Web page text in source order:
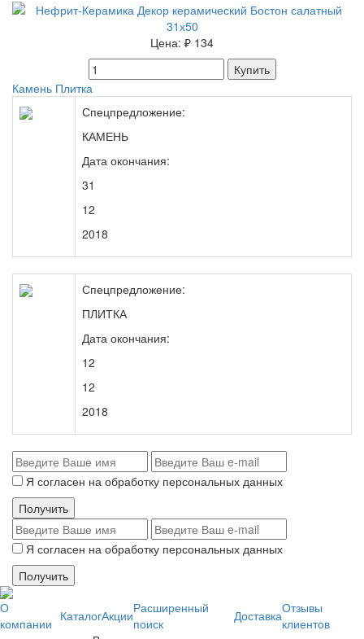
Цена: ₽ 134
Купить
Камень Плитка
Спецпредложение:
КАМЕНЬ
Дата окончания:
31
12
2018
Спецпредложение:
ПЛИТКА
Дата окончания:
12
12
2018
Я согласен на обработку персональных данных
Я согласен на обработку персональных данных
О
компании КаталогАкцииРасширенный
поиск
ДоставкаОтзывы
клиентов